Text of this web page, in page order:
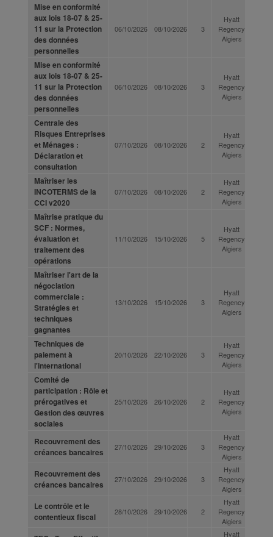
Mise en conformité
aux lois 18-07 & 25-
11 sur la Protection
des données
personnelles
06/10/2026 08/10/2026 3
Hyatt
Regency
Algiers
Mise en conformité
aux lois 18-07 & 25-
11 sur la Protection
des données
personnelles
06/10/2026 08/10/2026 3
Hyatt
Regency
Algiers
Centrale des
Risques Entreprises
et Ménages :
Déclaration et
consultation
07/10/2026 08/10/2026 2
Hyatt
Regency
Algiers
Maîtriser les
INCOTERMS de la
CCI v2020
07/10/2026 08/10/2026 2
Hyatt
Regency
Algiers
Maîtrise pratique du
SCF : Normes,
évaluation et
traitement des
opérations
11/10/2026 15/10/2026 5
Hyatt
Regency
Algiers
Maîtriser l'art de la
négociation
commerciale :
Stratégies et
techniques
gagnantes
13/10/2026 15/10/2026 3
Hyatt
Regency
Algiers
Techniques de
paiement à
l'international
20/10/2026 22/10/2026 3
Hyatt
Regency
Algiers
Comité de
participation : Rôle et
prérogatives et
Gestion des œuvres
sociales
25/10/2026 26/10/2026 2
Hyatt
Regency
Algiers
Recouvrement des
créances bancaires
27/10/2026 29/10/2026 3
Hyatt
Regency
Algiers
Recouvrement des
créances bancaires
27/10/2026 29/10/2026 3
Hyatt
Regency
Algiers
Le contrôle et le
contentieux fiscal
28/10/2026 29/10/2026 2
Hyatt
Regency
Algiers
Hyatt